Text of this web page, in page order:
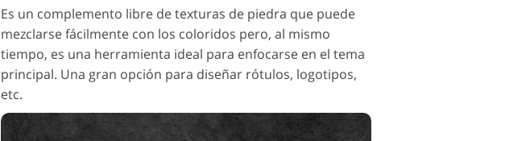
Es un complemento libre de texturas de piedra que puede
mezclarse fácilmente con los coloridos pero, al mismo
tiempo, es una herramienta ideal para enfocarse en el tema
principal. Una gran opción para diseñar rótulos, logotipos,
etc.